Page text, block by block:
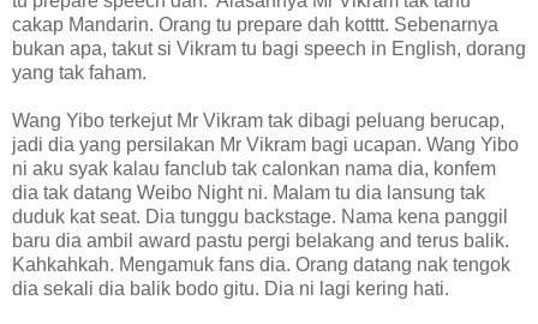
cakap Mandarin. Orang tu prepare dah kotttt. Sebenarnya
bukan apa, takut si Vikram tu bagi speech in English, dorang
yang tak faham.
Wang Yibo terkejut Mr Vikram tak dibagi peluang berucap,
jadi dia yang persilakan Mr Vikram bagi ucapan. Wang Yibo
ni aku syak kalau fanclub tak calonkan nama dia, konfem
dia tak datang Weibo Night ni. Malam tu dia lansung tak
duduk kat seat. Dia tunggu backstage. Nama kena panggil
baru dia ambil award pastu pergi belakang and terus balik.
Kahkahkah. Mengamuk fans dia. Orang datang nak tengok
dia sekali dia balik bodo gitu. Dia ni lagi kering hati.